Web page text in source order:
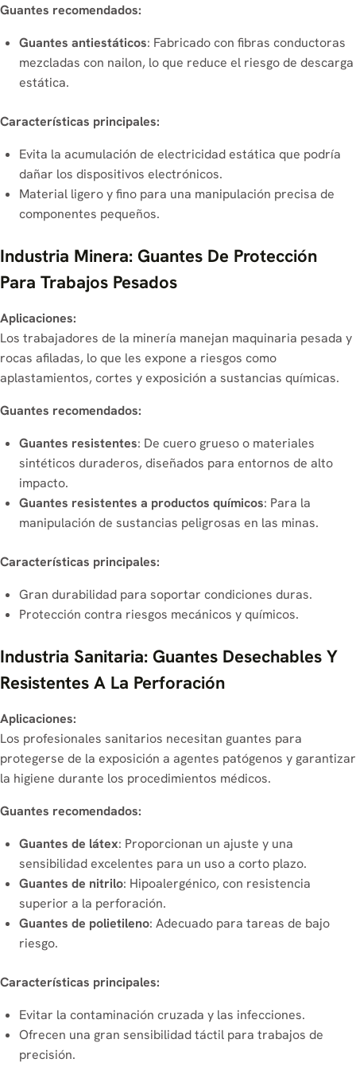
Guantes recomendados:
Guantes antiestáticos: Fabricado con fibras conductoras
mezcladas con nailon, lo que reduce el riesgo de descarga
estática.
Características principales:
Evita la acumulación de electricidad estática que podría
dañar los dispositivos electrónicos.
Material ligero y fino para una manipulación precisa de
componentes pequeños.
Industria Minera: Guantes De Protección
Para Trabajos Pesados
Aplicaciones:
Los trabajadores de la minería manejan maquinaria pesada y
rocas afiladas, lo que les expone a riesgos como
aplastamientos, cortes y exposición a sustancias químicas.
Guantes recomendados:
Guantes resistentes: De cuero grueso o materiales
sintéticos duraderos, diseñados para entornos de alto
impacto.
Guantes resistentes a productos químicos: Para la
manipulación de sustancias peligrosas en las minas.
Características principales:
Gran durabilidad para soportar condiciones duras.
Protección contra riesgos mecánicos y químicos.
Industria Sanitaria: Guantes Desechables Y
Resistentes A La Perforación
Aplicaciones:
Los profesionales sanitarios necesitan guantes para
protegerse de la exposición a agentes patógenos y garantizar
la higiene durante los procedimientos médicos.
Guantes recomendados:
Guantes de látex: Proporcionan un ajuste y una
sensibilidad excelentes para un uso a corto plazo.
Guantes de nitrilo: Hipoalergénico, con resistencia
superior a la perforación.
Guantes de polietileno: Adecuado para tareas de bajo
riesgo.
Características principales:
Evitar la contaminación cruzada y las infecciones.
Ofrecen una gran sensibilidad táctil para trabajos de
precisión.